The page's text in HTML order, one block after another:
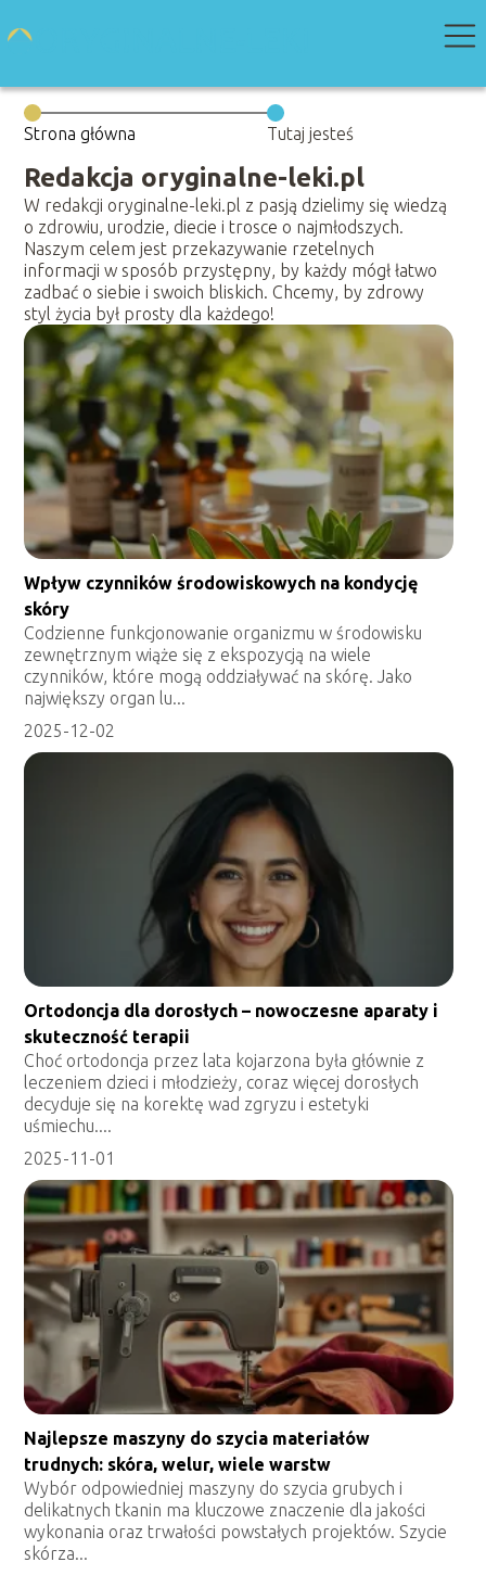
Strona główna Tutaj jesteś
Redakcja oryginalne-leki.pl
W redakcji oryginalne-leki.pl z pasją dzielimy się wiedzą
o zdrowiu, urodzie, diecie i trosce o najmłodszych.
Naszym celem jest przekazywanie rzetelnych
informacji w sposób przystępny, by każdy mógł łatwo
zadbać o siebie i swoich bliskich. Chcemy, by zdrowy
styl życia był prosty dla każdego!
Wpływ czynników środowiskowych na kondycję
skóry
Codzienne funkcjonowanie organizmu w środowisku
zewnętrznym wiąże się z ekspozycją na wiele
czynników, które mogą oddziaływać na skórę. Jako
największy organ lu...
2025-12-02
Ortodoncja dla dorosłych – nowoczesne aparaty i
skuteczność terapii
Choć ortodoncja przez lata kojarzona była głównie z
leczeniem dzieci i młodzieży, coraz więcej dorosłych
decyduje się na korektę wad zgryzu i estetyki
uśmiechu....
2025-11-01
Najlepsze maszyny do szycia materiałów
trudnych: skóra, welur, wiele warstw
Wybór odpowiedniej maszyny do szycia grubych i
delikatnych tkanin ma kluczowe znaczenie dla jakości
wykonania oraz trwałości powstałych projektów. Szycie
skórza...